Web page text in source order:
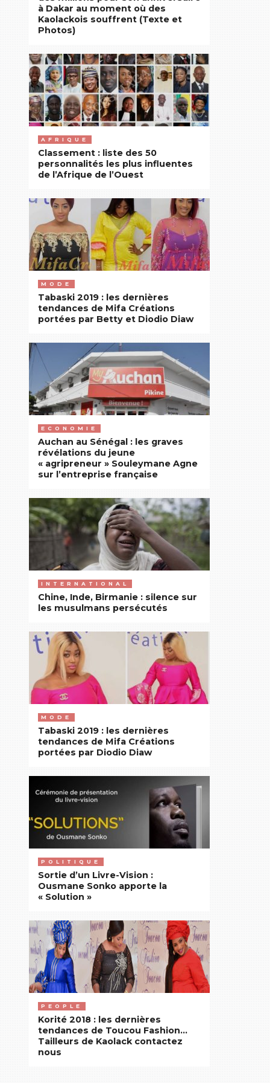
PARTAGER
TWEET
PARTAGER
MAIL
sa
dernière
de
presse,
Ousmane
Sonko
a
avoir
écrit
au
de
l’Intérieur,
Aly
Ngouille
Ndiaye,
pour
lui
demander
d’assurer
sécurité
« par
l’affectation
d’éléments
bien
formés ».
Dans
une
lettre
du
18
octobre,
reprise
par
Source
A,
le
informe
le
leader
de
Pastef
telle
demande
ne
satisfaite
l’état
actuel
du
processus
électoral,
au
de
créer
une
rupture
de
l’égalité
des
citoyens
devant
la
à Dakar au moment où des
Kaolackois souffrent (Texte et
Photos)
AFRIQUE
Classement : liste des 50
personnalités les plus influentes
de l’Afrique de l’Ouest
MODE
Tabaski 2019 : les dernières
tendances de Mifa Créations
portées par Betty et Diodio Diaw
ECONOMIE
Auchan au Sénégal : les graves
révélations du jeune
« agripreneur » Souleymane Agne
sur l’entreprise française
INTERNATIONAL
Chine, Inde, Birmanie : silence sur
les musulmans persécutés
MODE
Tabaski 2019 : les dernières
tendances de Mifa Créations
portées par Diodio Diaw
POLITIQUE
Sortie d’un Livre-Vision :
Ousmane Sonko apporte la
« Solution »
PEOPLE
Korité 2018 : les dernières
tendances de Toucou Fashion…
Tailleurs de Kaolack contactez
nous